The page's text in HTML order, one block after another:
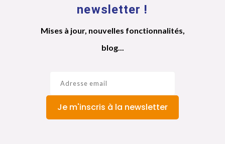
newsletter !
Mises à jour, nouvelles fonctionnalités,
blog...
Je m'inscris à la newsletter